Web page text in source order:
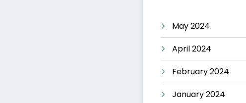
May 2024
April 2024
February 2024
January 2024